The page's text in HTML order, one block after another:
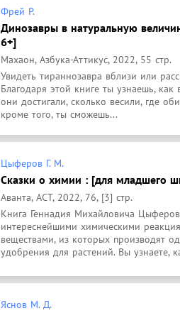
Фрей Р.
Динозавры в натуральную
6+]
Махаон, Азбука-Аттикус, 2022, 55 стр.
Увидеть тираннозавра вблизи или
Благодаря этой книге ты узнаешь,
они достигали, сколько весили, где
кроме того, ты сможешь...
Цыферов Г. М.
Сказки о химии : [для младшего
Аванта, АСТ, 2022, 76, [3] стр.
Книга Геннадия Михайловича
интереснейшими химическими
веществами, из которых производят
удобрения для растений. Вы узнаете,
Яснов М. Д.